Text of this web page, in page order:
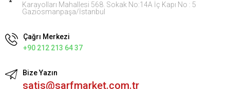
Karayolları Mahallesi 568. Sokak No:14A İç Kapı No : 5
Gaziosmanpaşa/İstanbul
Çağrı Merkezi
+90 212 213 64 37
Bize Yazın
satis@sarfmarket.com.tr